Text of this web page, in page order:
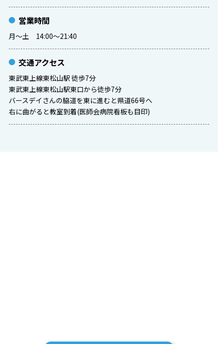
営業時間
月〜土 14:00〜21:40
交通アクセス
東武東上線東松山駅 徒歩7分
東武東上線東松山駅東口から徒歩7分
バースデイさんの脇道を東に進むと県道66号へ
右に曲がると教室到着(医師会病院看板も目印)